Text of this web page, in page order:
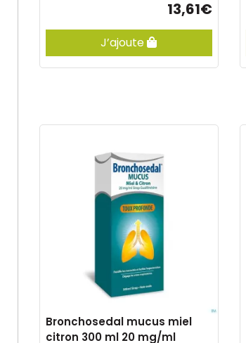
13,61€
J’ajoute
Bronchosedal mucus miel
citron 300 ml 20 mg/ml